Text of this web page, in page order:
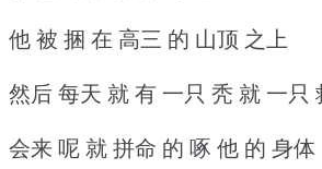
他 被 捆 在 高三 的 山顶 之上
然后 每天 就 有 一只 秃 就 一只
会来 呢 就 拼命 的 啄 他 的 身体